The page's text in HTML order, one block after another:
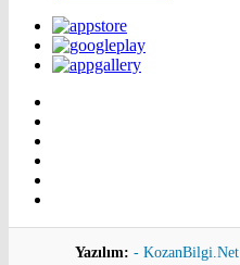
Yazılım: - KozanBilgi.Net